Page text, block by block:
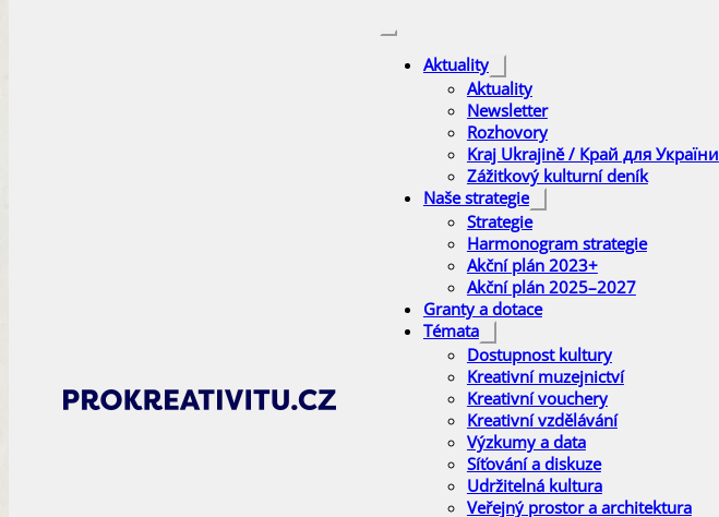
Aktuality
Aktuality
Newsletter
Rozhovory
Kraj Ukrajině / Край для України
Zážitkový kulturní deník
Naše strategie
Strategie
Harmonogram strategie
Akční plán 2023+
Akční plán 2025–2027
Granty a dotace
Témata
Dostupnost kultury
Kreativní muzejnictví
Kreativní vouchery
Kreativní vzdělávání
Výzkumy a data
Síťování a diskuze
Udržitelná kultura
Veřejný prostor a architektura